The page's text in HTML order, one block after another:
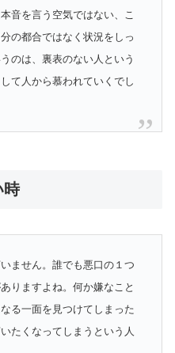
音を言う空気ではない、こ
の都合ではなく状況をしっ
のは、裏表のない人という
て人から慕われていくでし
時
ません。誰でも悪口の１つ
りますよね。何か嫌なこと
る一面を見つけてしまった
たくなってしまうという人